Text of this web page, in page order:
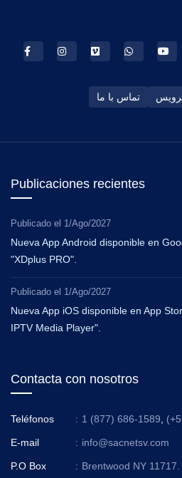
تماس با ما
Publicaciones recientes
Publicado el 1/Ago/2027
Nueva App Android disponible en
"XDplus PRO".
Publicado el 1/Ago/2027
Nueva App iOS disponible en App
IPTV Media Player".
Contacta con nosotros
Teléfonos : 1 (877) 686-1589
E-mail : info@sacnetsv.com
P.O Box : Brentwood NY 11717.